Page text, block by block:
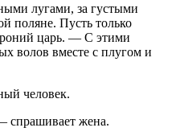
лугами, за густыми
поляне. Пусть только
царь. — С этими
волов вместе с плугом и
человек.
спрашивает жена.